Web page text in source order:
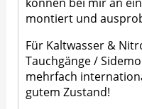
können bei mir an
montiert und
Für Kaltwasser &
Tauchgänge /
mehrfach
gutem Zustand!